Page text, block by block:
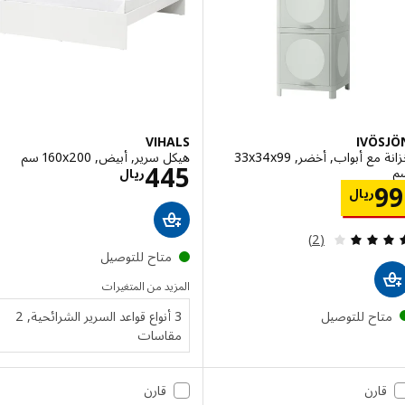
خزانة مع أبواب, أخضر, ‎33x34x99
ريال الاسعار ريال 99
مراجعة: 4 من أصل 5 نجوم. إجمالي المراجعات:
(2)
للتوصيل
VIHALS
هيكل سرير, أبيض, ‎160x200 سم‏
ريال 445 الاسعار ريال
متاح للتوصيل
المزيد من المتغيرات
3 أنواع قواعد السرير الشرائحية, 2
مقاسات
قارن قارن